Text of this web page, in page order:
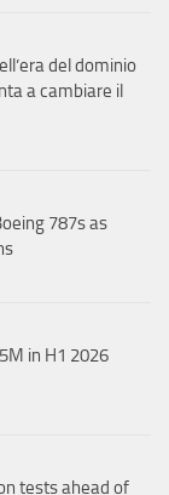
del dominio
a cambiare il
787s as
in H1 2026
tests ahead of